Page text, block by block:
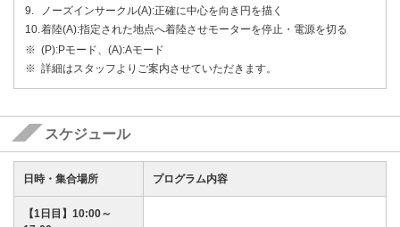
ノーズインサークル(A):正確に中心を向き円を描く
着陸(A):指定された地点へ着陸させモーターを停止・電源を切る
(P):Pモード、(A):Aモード
詳細はスタッフよりご案内させていただきます。
スケジュール
日時・集合場所 プログラム内容
【1日目】10:00～